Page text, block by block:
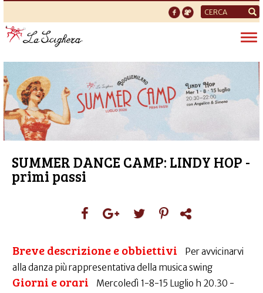
Form
di
ricerca
SUMMER DANCE CAMP: LINDY HOP -
primi passi
Breve descrizione e obbiettivi
Per avvicinarvi
alla danza più rappresentativa della musica swing
Giorni e orari
Mercoledì 1-8-15 Luglio h 20.30 -